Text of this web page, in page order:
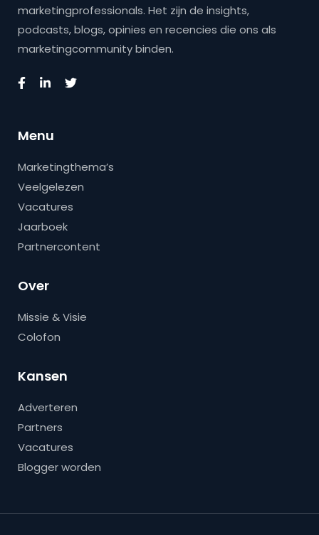
marketingprofessionals. Het zijn de insights,
podcasts, blogs, opinies en recencies die ons als
marketingcommunity binden.
Menu
Marketingthema’s
Veelgelezen
Vacatures
Jaarboek
Partnercontent
Over
Missie & Visie
Colofon
Kansen
Adverteren
Partners
Vacatures
Blogger worden